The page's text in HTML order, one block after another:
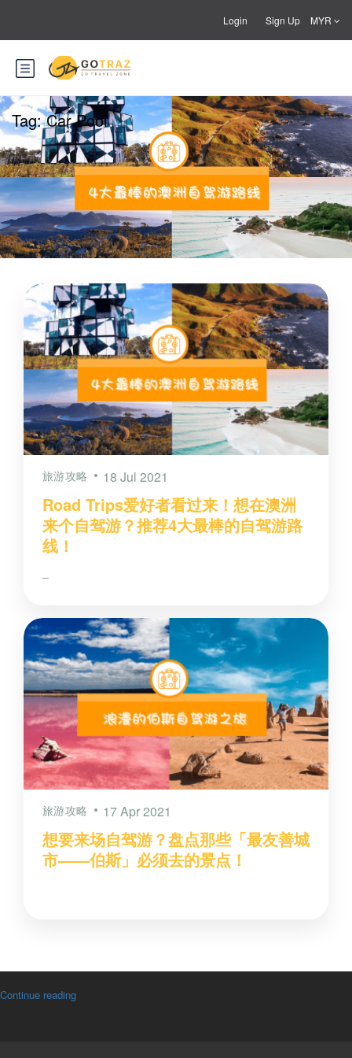
Login Sign Up MYR
Tag:Car Pool
旅游攻略 18 Jul 2021
Road Trips爱好者看过来！想在澳洲
来个自驾游？推荐4大最棒的自驾游路
线！
–
旅游攻略 17 Apr 2021
想要来场自驾游？盘点那些「最友善城
市——伯斯」必须去的景点！
Continue reading